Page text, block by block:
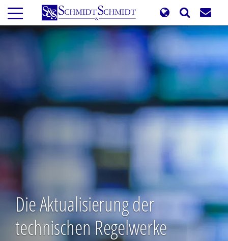
Direkt
zum
Inhalt
Die Aktualisierung der
technischen Regelwerke